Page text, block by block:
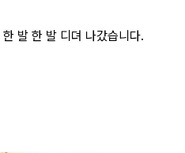
발 한 발 디뎌 나갔습니다.